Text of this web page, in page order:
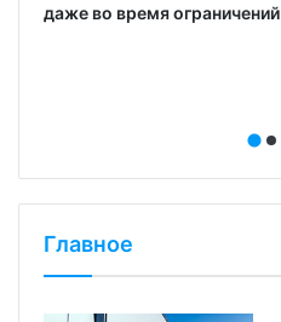
даже во время ограничений
Главное